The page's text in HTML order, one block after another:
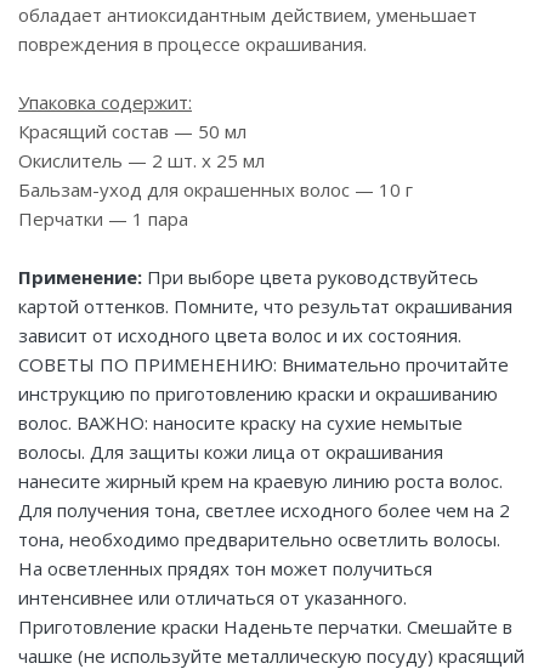
обладает антиоксидантным действием, уменьшает
повреждения в процессе окрашивания.
Упаковка содержит:
Красящий состав — 50 мл
Окислитель — 2 шт. х 25 мл
Бальзам-уход для окрашенных волос — 10 г
Перчатки — 1 пара
Применение: При выборе цвета руководствуйтесь
картой оттенков. Помните, что результат окрашивания
зависит от исходного цвета волос и их состояния.
СОВЕТЫ ПО ПРИМЕНЕНИЮ: Внимательно прочитайте
инструкцию по приготовлению краски и окрашиванию
волос. ВАЖНО: наносите краску на сухие немытые
волосы. Для защиты кожи лица от окрашивания
нанесите жирный крем на краевую линию роста волос.
Для получения тона, светлее исходного более чем на 2
тона, необходимо предварительно осветлить волосы.
На осветленных прядях тон может получиться
интенсивнее или отличаться от указанного.
Приготовление краски Наденьте перчатки. Смешайте в
чашке (не используйте металлическую посуду) красящий